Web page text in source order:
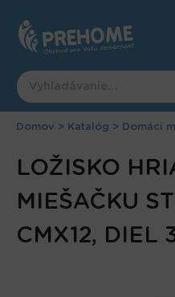
navigation
sa
tu
Domov > Katalóg > Domáci
LOŽISKO
MIEŠAČKU
CMX12, DIEL